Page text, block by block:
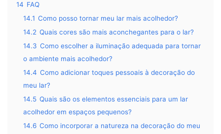
14 FAQ
14.1 Como posso tornar meu lar mais acolhedor?
14.2 Quais cores são mais aconchegantes para o lar?
14.3 Como escolher a iluminação adequada para tornar
o ambiente mais acolhedor?
14.4 Como adicionar toques pessoais à decoração do
meu lar?
14.5 Quais são os elementos essenciais para um lar
acolhedor em espaços pequenos?
14.6 Como incorporar a natureza na decoração do meu